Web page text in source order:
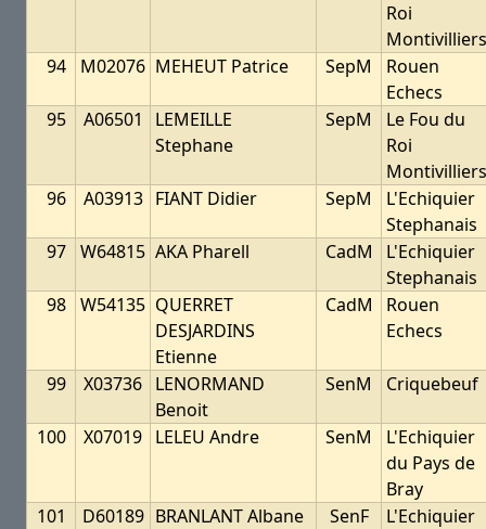
Roi
Montivilliers
94
M02076 MEHEUT Patrice SepM
Rouen
Echecs
95
A06501
LEMEILLE
Stephane
SepM
Le Fou du
Roi
Montivilliers
96
A03913 FIANT Didier SepM
L'Echiquier
Stephanais
97 W64815 AKA Pharell CadM
L'Echiquier
Stephanais
98 W54135 QUERRET
DESJARDINS
Etienne
CadM
Rouen
Echecs
99 X03736 LENORMAND
Benoit
SenM Criquebeuf
100 X07019 LELEU Andre SenM
L'Echiquier
du Pays de
Bray
101
D60189 BRANLANT Albane SenF
L'Echiquier